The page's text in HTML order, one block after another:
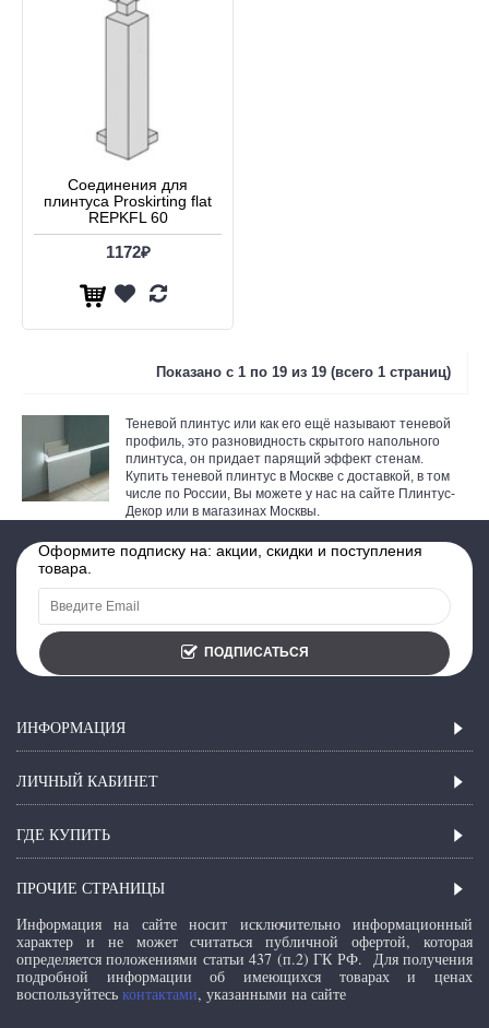
Соединения для
плинтуса Proskirting flat
REPKFL 60
1172₽
Показано с 1 по 19 из 19 (всего 1 страниц)
Теневой плинтус или как его ещё называют теневой
профиль, это разновидность скрытого напольного
плинтуса, он придает парящий эффект стенам.
Купить теневой плинтус в Москве с доставкой, в том
числе по России, Вы можете у нас на сайте Плинтус-
Декор или в магазинах Москвы.
Оформите подписку на: акции, скидки и поступления
товара.
ПОДПИСАТЬСЯ
ИНФОРМАЦИЯ
ЛИЧНЫЙ КАБИНЕТ
ГДЕ КУПИТЬ
ПРОЧИЕ СТРАНИЦЫ
Информация на сайте носит исключительно информационный
характер и не может считаться публичной офертой, которая
определяется положениями статьи 437 (п.2) ГК РФ. Для получения
подробной информации об имеющихся товарах и ценах
воспользуйтесь контактами, указанными на сайте